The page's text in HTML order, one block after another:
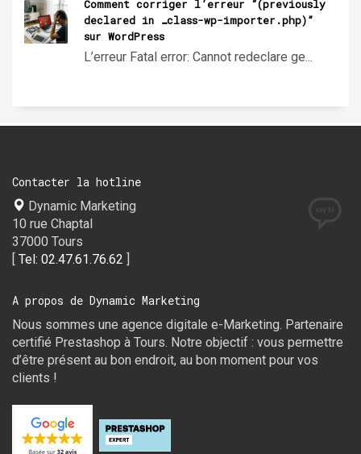
Comment corriger l’erreur “(previously
declared in …class-wp-importer.php)”
sur WordPress
L’erreur Fatal error: Cannot redeclare ge...
Contacter la hotline
Dynamic Marketing
10 rue Chaptal
37000 Tours
[ Tel: 02.47.61.76.62 ]
A propos de Dynamic Marketing
Nous sommes une agence digitale e-Marketing. Partenaire
certifié Prestashop à Tours. Notre objectif : vous permettre
d’être présent au bon endroit, au bon moment pour vos
clients !